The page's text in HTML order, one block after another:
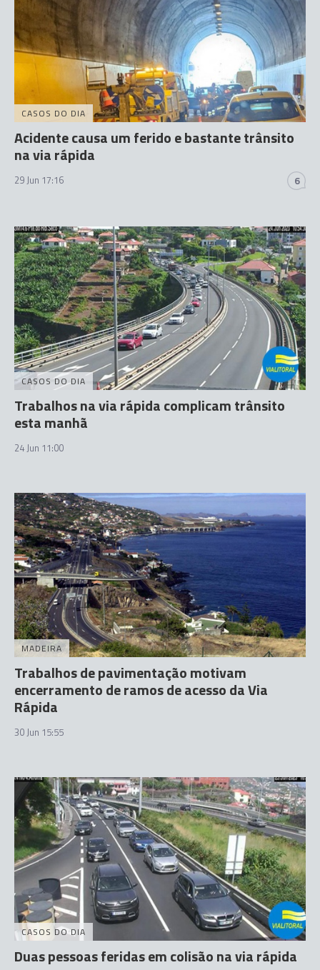
CASOS DO DIA
Acidente causa um ferido e bastante trânsito
na via rápida
29 Jun 17:16 6
CASOS DO DIA
Trabalhos na via rápida complicam trânsito
esta manhã
24 Jun 11:00
MADEIRA
Trabalhos de pavimentação motivam
encerramento de ramos de acesso da Via
Rápida
30 Jun 15:55
CASOS DO DIA
Duas pessoas feridas em colisão na via rápida